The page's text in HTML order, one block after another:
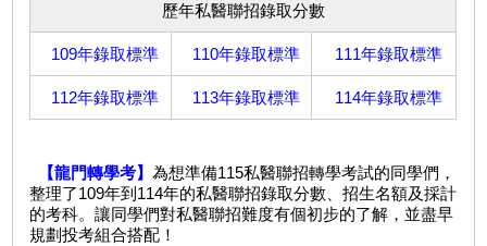
歷年私醫聯招錄取分數
109年錄取標準 110年錄取標準 111年錄取標準
112年錄取標準 113年錄取標準 114年錄取標準
【龍門轉學考】為想準備115私醫聯招轉學考試的同學們，
整理了109年到114年的私醫聯招錄取分數、招生名額及採計
的考科。讓同學們對私醫聯招難度有個初步的了解，並盡早
規劃投考組合搭配！